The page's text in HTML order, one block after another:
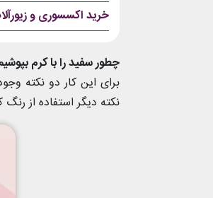
خرید اکسسوری و
چطور سفید را با کرم
برای این کار دو نکته
نکته دیگر استفاده از